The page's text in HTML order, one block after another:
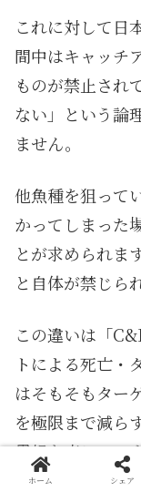
これに対して日
間中はキャッチ
ものが禁止され
ない」という論
ません。
他魚種を狙って
かってしまった
とが求められま
と自体が禁じら
この違いは「
トによる死亡・
はそもそもター
を極限まで減ら
思想を表してい
ホーム シェア